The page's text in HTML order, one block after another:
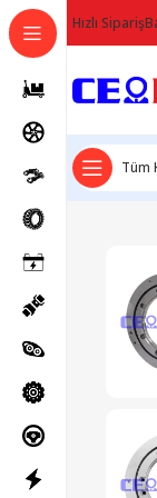
Hızlı Sipariş
Tüm